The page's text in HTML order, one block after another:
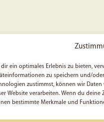
dir ein optimales Erlebnis zu bieten,
zu speichern und/
zustimmst, können wir
Website verarbeiten. Wenn du
bestimmte Merkmale und